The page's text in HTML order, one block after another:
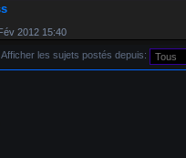
2012 15:40
Afficher les sujets postés depuis: